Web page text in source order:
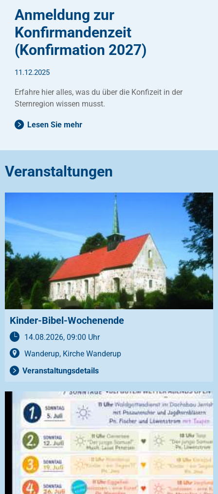
Anmeldung zur
Konfirmandenzeit
(Konfirmation 2027)
11.12.2025
Erfahre hier alles, was du über die Konfizeit in der
Sternregion wissen musst.
Lesen Sie mehr
Veranstaltungen
Kinder-Bibel-Wochenende
14.08.2026, 09:00 Uhr
Wanderup, Kirche Wanderup
Veranstaltungsdetails